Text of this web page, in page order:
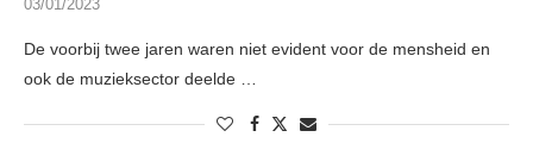
03/01/2023
De voorbij twee jaren waren niet evident voor de mensheid en
ook de muzieksector deelde …